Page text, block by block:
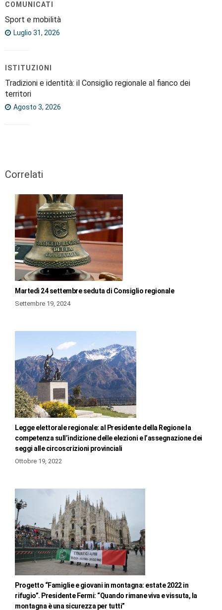
COMUNICATI
Sport e mobilità
Luglio 31, 2026
ISTITUZIONI
Tradizioni e identità: il Consiglio regionale al fianco dei
territori
Agosto 3, 2026
Correlati
Martedì 24 settembre seduta di Consiglio regionale
Settembre 19, 2024
Legge elettorale regionale: al Presidente della Regione la
competenza sull’indizione delle elezioni e l’assegnazione dei
seggi alle circoscrizioni provinciali
Ottobre 19, 2022
Progetto “Famiglie e giovani in montagna: estate 2022 in
rifugio”. Presidente Fermi: “Quando rimane viva e vissuta, la
montagna è una sicurezza per tutti”